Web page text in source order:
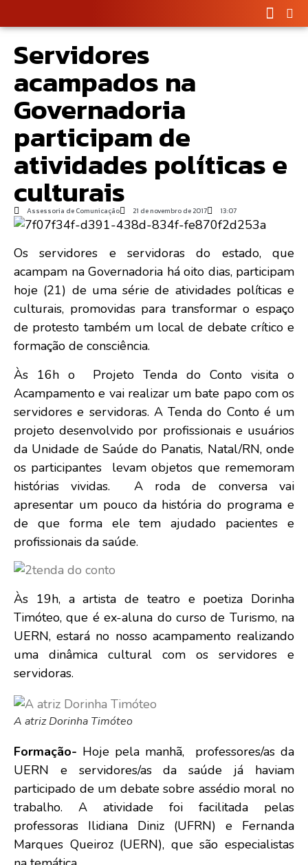
Servidores
acampados na
Governadoria
participam de
atividades políticas e
culturais
Assessoria de Comunicação 21 de novembro de 2017 13:07
Os servidores e servidoras do estado, que
acampam na Governadoria há oito dias, participam
hoje (21) de uma série de atividades políticas e
culturais, promovidas para transformar o espaço
de protesto também um local de debate crítico e
formação de consciência.
Às 16h o Projeto Tenda do Conto visita o
Acampamento e vai realizar um bate papo com os
servidores e servidoras. A Tenda do Conto é um
projeto desenvolvido por profissionais e usuários
da Unidade de Saúde do Panatis, Natal/RN, onde
os participantes levam objetos que rememoram
histórias vividas. A roda de conversa vai
apresentar um pouco da história do programa e
de que forma ele tem ajudado pacientes e
profissionais da saúde.
Às 19h, a artista de teatro e poetiza Dorinha
Timóteo, que é ex-aluna do curso de Turismo, na
UERN, estará no nosso acampamento realizando
uma dinâmica cultural com os servidores e
servidoras.
A atriz Dorinha Timóteo
Formação- Hoje pela manhã, professores/as da
UERN e servidores/as da saúde já haviam
participado de um debate sobre assédio moral no
trabalho. A atividade foi facilitada pelas
professoras Ilidiana Diniz (UFRN) e Fernanda
Marques Queiroz (UERN), que são especialistas